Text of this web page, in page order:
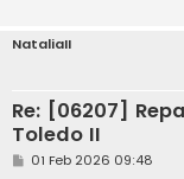
NataliaII
Re: [06207]
Toledo II
M
01 Feb 2026 09:48